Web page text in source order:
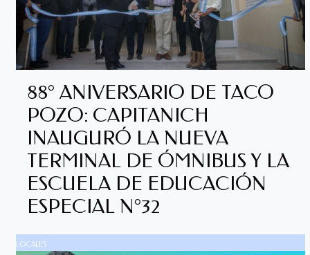
88° ANIVERSARIO DE TACO
POZO: CAPITANICH
INAUGURÓ LA NUEVA
TERMINAL DE ÓMNIBUS Y LA
ESCUELA DE EDUCACIÓN
ESPECIAL N°32
LOCALES